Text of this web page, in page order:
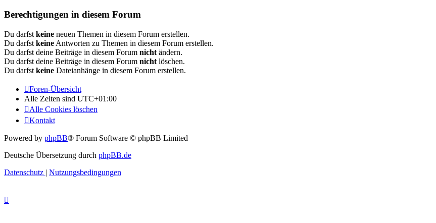
Berechtigungen in diesem Forum
Du darfst keine neuen Themen in diesem Forum erstellen.
Du darfst keine Antworten zu Themen in diesem Forum erstellen.
Du darfst deine Beiträge in diesem Forum nicht ändern.
Du darfst deine Beiträge in diesem Forum nicht löschen.
Du darfst keine Dateianhänge in diesem Forum erstellen.
Foren-Übersicht
Alle Zeiten sind UTC+01:00
Alle Cookies löschen
Kontakt
Powered by phpBB® Forum Software © phpBB Limited
Deutsche Übersetzung durch phpBB.de
Datenschutz | Nutzungsbedingungen